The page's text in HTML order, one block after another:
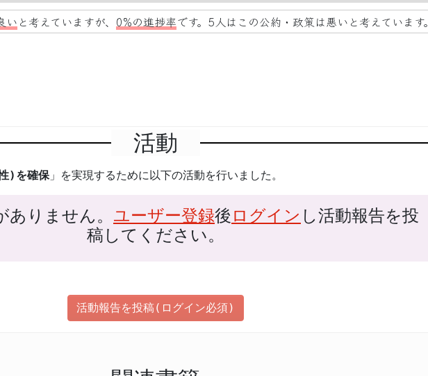
い と考えていますが、 0%の進捗率です。5人はこの公約・政策は悪いと考えています。
活動
)を確保 」を実現するために以下の活動を行いました。
ありません。 ユーザー登録後 ログイン し活動報告を投
稿してください。
活動報告を投稿(ログイン必須)